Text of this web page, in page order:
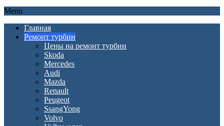
Menu
Главная
Ремонт турбин
Цены на ремонт турбин
Skoda
Mercedes
Audi
Mazda
Renault
Peugeot
SsangYong
Volvo